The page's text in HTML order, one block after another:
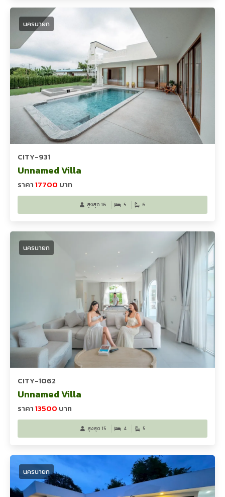
นครนายก
CITY-931
Unnamed Villa
ราคา17700 บาท
สูงสุด 16 5 6
นครนายก
CITY-1062
Unnamed Villa
ราคา13500 บาท
สูงสุด 15 4 5
นครนายก